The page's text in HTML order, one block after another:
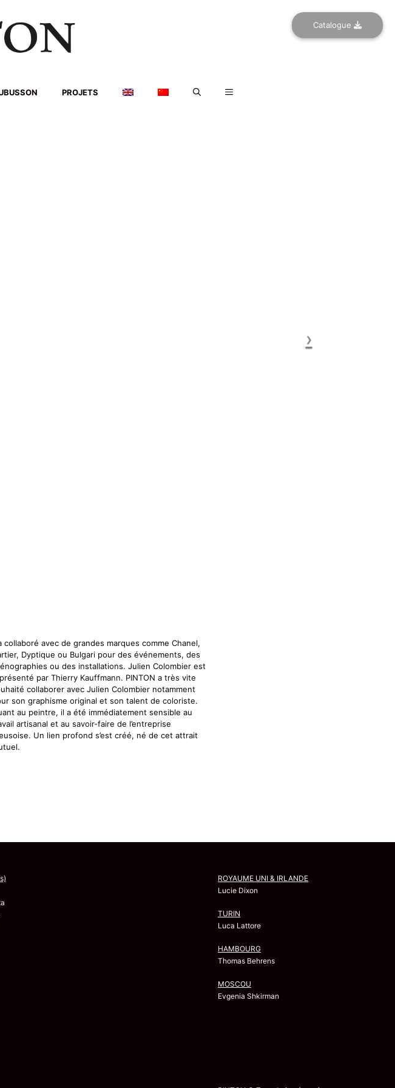
Catalogue
PROJETS
collaboré avec de grandes marques comme Chanel,
Dyptique ou Bulgari pour des événements, des
ou des installations. Julien Colombier est
par Thierry Kauffmann. PINTON a très vite
collaborer avec Julien Colombier notamment
son graphisme original et son talent de coloriste.
au peintre, il a été immédiatement sensible au
artisanal et au savoir-faire de l’entreprise
Un lien profond s’est créé, né de cet attrait
ROYAUME UNI & IRLANDE
Lucie Dixon
TURIN
Luca Lattore
HAMBOURG
Thomas Behrens
MOSCOU
Evgenia Shkirman